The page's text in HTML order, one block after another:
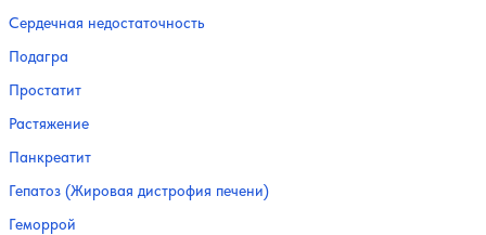
Сердечная недостаточность
Подагра
Простатит
Растяжение
Панкреатит
Гепатоз (Жировая дистрофия печени)
Геморрой